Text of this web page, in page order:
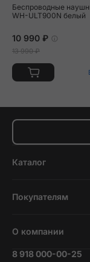
Беспроводные
WH-ULT900N белый
10 990 ₽
13 990 ₽
Каталог
Планшеты
Покупателям
Трейд-ин
О компании
Вакансии
8 918 000-00-25